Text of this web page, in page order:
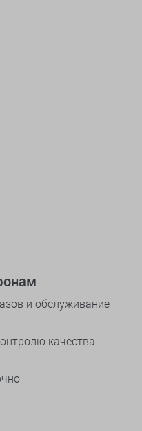
и обслуживание
качества